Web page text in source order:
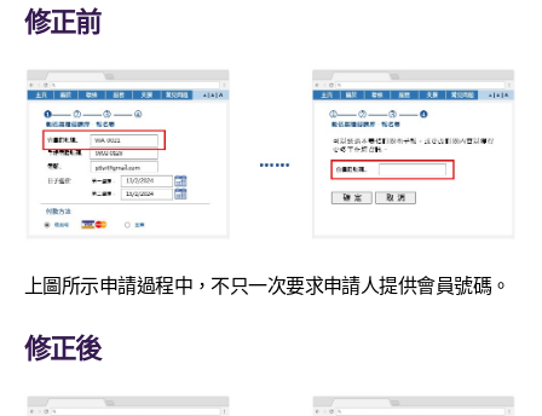
修正前
上圖所示申請過程中，不只一次要求申請人提供會員號碼。
修正後